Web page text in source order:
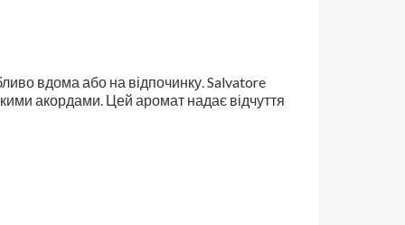
вдома або на відпочинку. Salvatore
акордами. Цей аромат надає відчуття